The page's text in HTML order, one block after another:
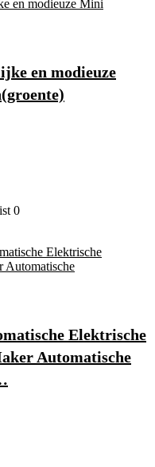
en modieuze
0
Elektrische
Automatische